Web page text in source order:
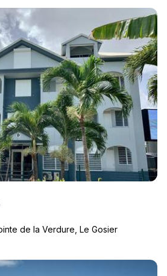
de la Verdure, Le Gosier